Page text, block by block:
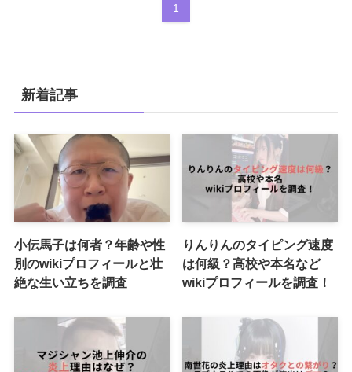
1
新着記事
小伝馬子は何者？年齢や性
別のwikiプロフィールと壮
絶な生い立ちを調査
りんりんのタイピング速度
は何級？高校や本名など
wikiプロフィールを調査！